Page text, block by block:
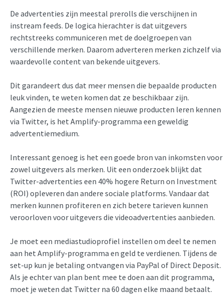
De advertenties zijn meestal prerolls die verschijnen in
instream feeds. De logica hierachter is dat uitgevers
rechtstreeks communiceren met de doelgroepen van
verschillende merken. Daarom adverteren merken zichzelf via
waardevolle content van bekende uitgevers.
Dit garandeert dus dat meer mensen die bepaalde producten
leuk vinden, te weten komen dat ze beschikbaar zijn.
Aangezien de meeste mensen nieuwe producten leren kennen
via Twitter, is het Amplify-programma een geweldig
advertentiemedium.
Interessant genoeg is het een goede bron van inkomsten voor
zowel uitgevers als merken. Uit een onderzoek blijkt dat
Twitter-advertenties een 40% hogere Return on Investment
(ROI) opleveren dan andere sociale platforms. Vandaar dat
merken kunnen profiteren en zich betere tarieven kunnen
veroorloven voor uitgevers die videoadvertenties aanbieden.
Je moet een mediastudioprofiel instellen om deel te nemen
aan het Amplify-programma en geld te verdienen. Tijdens de
set-up kun je betaling ontvangen via PayPal of Direct Deposit.
Als je echter van plan bent mee te doen aan dit programma,
moet je weten dat Twitter na 60 dagen elke maand betaalt.